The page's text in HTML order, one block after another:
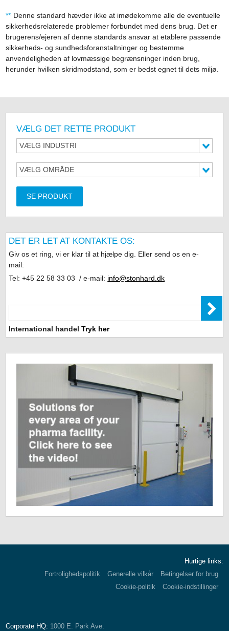
Denne standard hævder ikke at imødekomme alle de eventuelle
sikkerhedsrelaterede problemer forbundet med dens brug. Det er
brugerens/ejeren af denne standards ansvar at etablere passende
sikkerheds- og sundhedsforanstaltninger og bestemme
anvendeligheden af lovmæssige begrænsninger inden brug,
herunder hvilken skridmodstand, som er bedst egnet til dets miljø.
VÆLG DET RETTE PRODUKT
VÆLG INDUSTRI
VÆLG OMRÅDE
SE PRODUKT
DET ER LET AT KONTAKTE OS:
Giv os et ring, vi er klar til at hjælpe dig. Eller send os en e-
mail:
Tel: +45 22 58 33 03 / e-mail: info@stonhard.dk
International handelTryk her
Hurtige links:
Fortrolighedspolitik
Generelle vilkår
Betingelser for brug
Cookie-politik
Cookie-indstillinger
Corporate HQ: 1000 E. Park Ave.